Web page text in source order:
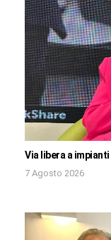
Via libera a
7 Agosto 2026